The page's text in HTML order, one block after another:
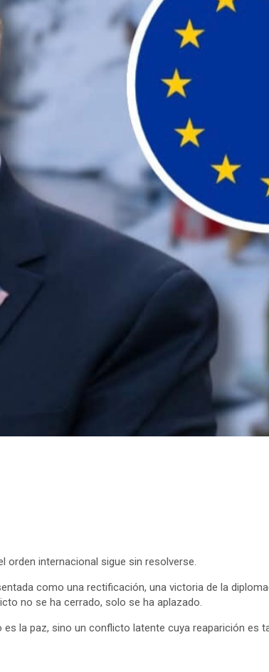
orden internacional sigue sin resolverse.
como una rectificación, una victoria de la
no se ha cerrado, solo se ha aplazado.
la paz, sino un conflicto latente cuya reaparición es